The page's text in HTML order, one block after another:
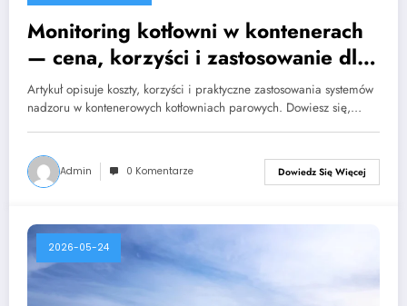
Monitoring kotłowni w kontenerach
— cena, korzyści i zastosowanie dla
kotłów parowych
Artykuł opisuje koszty, korzyści i praktyczne zastosowania systemów
nadzoru w kontenerowych kotłowniach parowych. Dowiesz się,…
Admin 0 Komentarze Dowiedz Się Więcej
2026-05-24